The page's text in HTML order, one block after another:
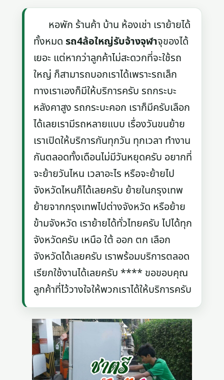
หอพัก ร้านค้า บ้าน ห้องเช่า เราย้ายได้
ทั้งหมดรถ4ล้อใหญ่รับจ้างจุฬาจุของได้
เยอะ แต่หากว่าลูกค้าไม่สะดวกที่จะใช้รถ
ใหญ่ ก็สามารถบอกเราได้เพราะรถเล็ก
ทางเราเองก็มีให้บริการครับ รถกระบะ
หลังคาสูง รถกระบะคอก เราก็มีครับเลือก
ได้เลยเรามีรถหลายแบบ เรื่องวันขนย้าย
เราเปิดให้บริการกันทุกวัน ทุกเวลา ทำงาน
กันตลอดทั้งเดือนไม่มีวันหยุดครับ อยากที่
จะย้ายวันไหน เวลาอะไร หรือจะย้ายไป
จังหวัดไหนก็ได้เลยครับ ย้ายในกรุงเทพ
ย้ายจากกรุงเทพไปต่างจังหวัด หรือย้าย
ข้ามจังหวัด เราย้ายได้ทั่วไทยครับ ไปได้ทุก
จังหวัดครับ เหนือ ใต้ ออก ตก เลือก
จังหวัดได้เลยครับ เราพร้อมบริการตลอด
เรียกใช้งานได้เลยครับ **** ขอขอบคุณ
ลูกค้าที่ไว้วางใจให้พวกเราได้ให้บริการครับ